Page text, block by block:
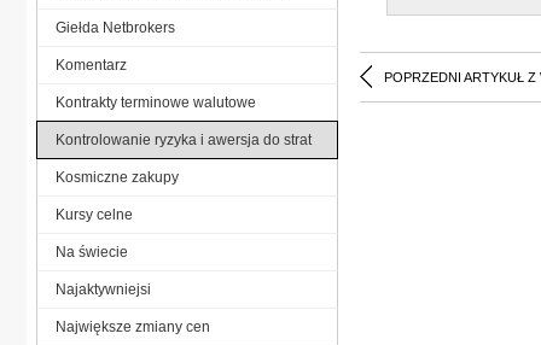
POPRZEDNI ARTYKUŁ Z
Giełda Netbrokers
Komentarz
Kontrakty terminowe walutowe
Kontrolowanie ryzyka i awersja do strat
Kosmiczne zakupy
Kursy celne
Na świecie
Najaktywniejsi
Największe zmiany cen